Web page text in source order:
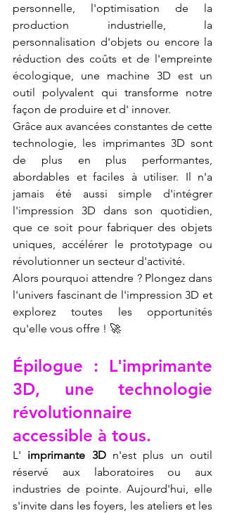
personnelle, l'optimisation de la
production industrielle, la
personnalisation d'objets ou encore la
réduction des coûts et de l'empreinte
écologique, une machine 3D est un
outil polyvalent qui transforme notre
façon de produire et d' innover.
Grâce aux avancées constantes de cette
technologie, les imprimantes 3D sont
de plus en plus performantes,
abordables et faciles à utiliser. Il n'a
jamais été aussi simple d'intégrer
l'impression 3D dans son quotidien,
que ce soit pour fabriquer des objets
uniques, accélérer le prototypage ou
révolutionner un secteur d'activité.
Alors pourquoi attendre ? Plongez dans
l'univers fascinant de l'impression 3D et
explorez toutes les opportunités
qu'elle vous offre ! 🚀
Épilogue : L'imprimante
3D, une technologie
révolutionnaire
accessible à tous.
L' imprimante 3D n'est plus un outil
réservé aux laboratoires ou aux
industries de pointe. Aujourd'hui, elle
s'invite dans les foyers, les ateliers et les